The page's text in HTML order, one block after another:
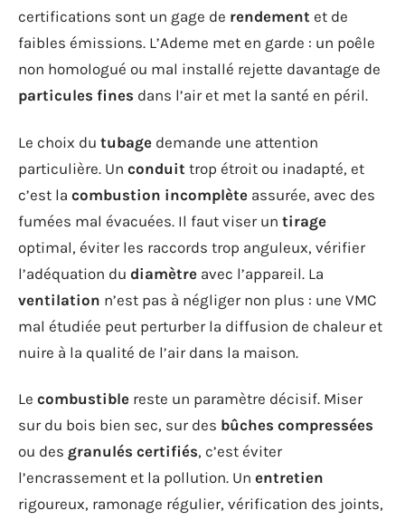
certifications sont un gage de rendement et de
faibles émissions. L’Ademe met en garde : un poêle
non homologué ou mal installé rejette davantage de
particules fines dans l’air et met la santé en péril.
Le choix du tubage demande une attention
particulière. Un conduit trop étroit ou inadapté, et
c’est la combustion incomplète assurée, avec des
fumées mal évacuées. Il faut viser un tirage
optimal, éviter les raccords trop anguleux, vérifier
l’adéquation du diamètre avec l’appareil. La
ventilation n’est pas à négliger non plus : une VMC
mal étudiée peut perturber la diffusion de chaleur et
nuire à la qualité de l’air dans la maison.
Le combustible reste un paramètre décisif. Miser
sur du bois bien sec, sur des bûches compressées
ou des granulés certifiés, c’est éviter
l’encrassement et la pollution. Un entretien
rigoureux, ramonage régulier, vérification des joints,